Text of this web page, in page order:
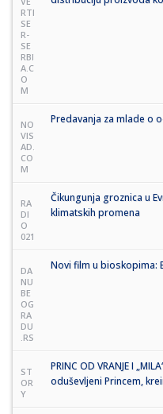
RTI
SE
R-
SE
RBI
A.C
O
M
NO
VIS
AD.
CO
M
Predavanja za mlade o
RA
DI
O
021
Čikungunja groznica u
klimatskih promena
DA
NU
BE
OG
RA
DU
.RS
Novi film u bioskopima:
ST
OR
Y
PRINC OD VRANJE I
oduševljeni Princem,